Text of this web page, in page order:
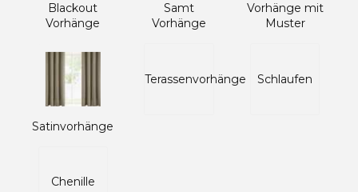
Blackout
Vorhänge
Samt
Vorhänge
Vorhänge mit
Muster
Satinvorhänge
Terassenvorhänge Schlaufen
Chenille